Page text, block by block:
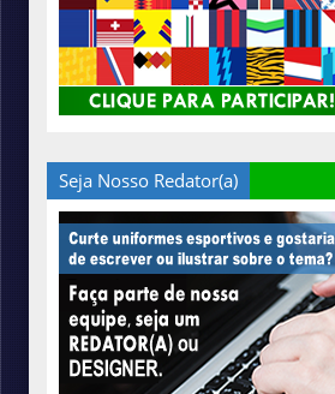
Seja Nosso Redator(a)